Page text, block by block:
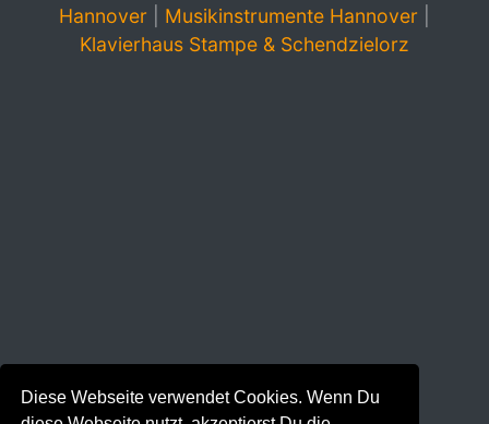
Diese Webseite verwendet Cookies. Wenn Du
Hannover
Musikinstrumente Hannover
Klavierhaus Stampe & Schendzielorz